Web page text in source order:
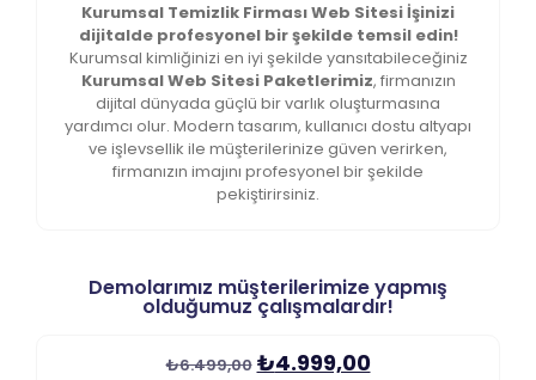
Kurumsal Temizlik Firması Web Sitesiİşinizi
dijitalde profesyonel bir şekilde temsil edin!
Kurumsal kimliğinizi en iyi şekilde yansıtabileceğiniz
Kurumsal Web Sitesi Paketlerimiz, firmanızın
dijital dünyada güçlü bir varlık oluşturmasına
yardımcı olur. Modern tasarım, kullanıcı dostu altyapı
ve işlevsellik ile müşterilerinize güven verirken,
firmanızın imajını profesyonel bir şekilde
pekiştirirsiniz.
Demolarımız müşterilerimize yapmış
olduğumuz çalışmalardır!
₺6.499,00 ₺4.999,00